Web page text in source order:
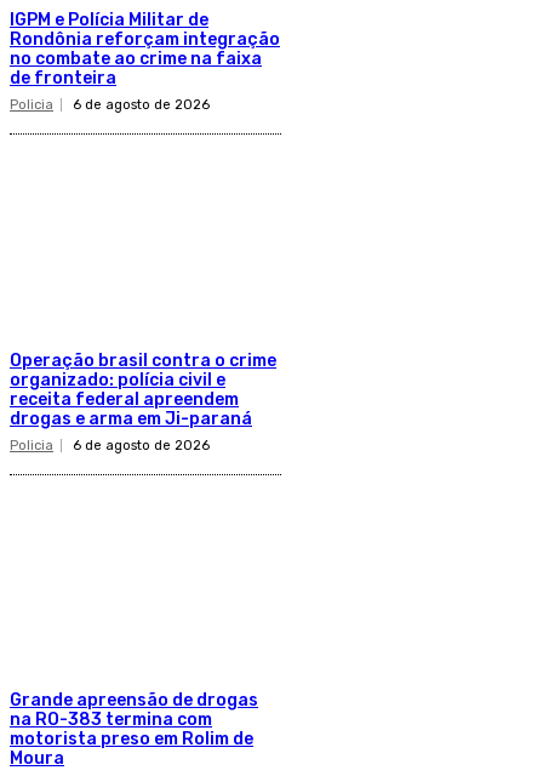
IGPM e Polícia Militar de
Rondônia reforçam integração
no combate ao crime na faixa
de fronteira
Policia 6 de agosto de 2026
Operação brasil contra o crime
organizado: polícia civil e
receita federal apreendem
drogas e arma em Ji-paraná
Policia 6 de agosto de 2026
Grande apreensão de drogas
na RO-383 termina com
motorista preso em Rolim de
Moura